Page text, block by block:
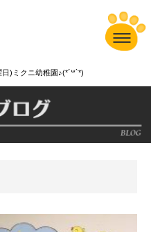
)ミクニ幼稚園♪(*´꒳`*)